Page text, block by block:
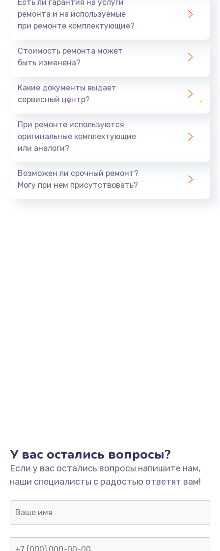
Есть ли гарантия на услуги
ремонта и на используемые
при ремонте комплектующие?
Стоимость ремонта может
быть изменена?
Какие документы выдает
сервисный центр?
При ремонте используются
оригинальные комплектующие
или аналоги?
Возможен ли срочный ремонт?
Могу при нем присутствовать?
У вас остались вопросы?
Если у вас остались вопросы напишите нам,
наши специалисты с радостью ответят вам!